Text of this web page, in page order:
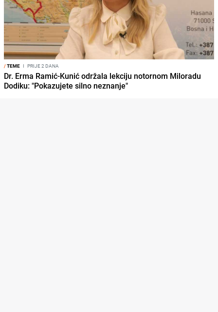
/TEME I PRIJE 2 DANA
Dr. Erma Ramić-Kunić održala lekciju notornom Miloradu
Dodiku: "Pokazujete silno neznanje"